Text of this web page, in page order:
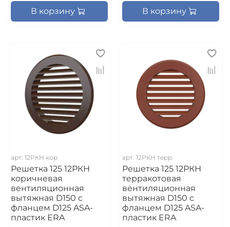
В корзину В корзину
арт. 12РКН кор
Решетка 125 12РКН
коричневая
вентиляционная
вытяжная D150 с
фланцем D125 ASA-
пластик ERA
арт. 12РКН терр
Решетка 125 12РКН
терракотовая
вентиляционная
вытяжная D150 с
фланцем D125 ASA-
пластик ERA